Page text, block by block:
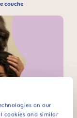
on our
cookies and similar
couche